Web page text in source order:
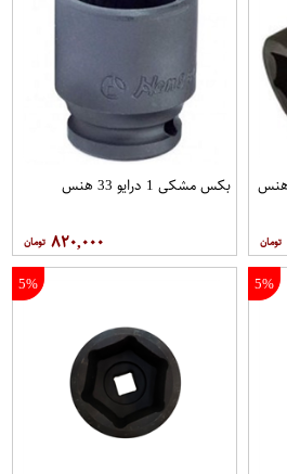
بکس مشکی 1 درایو 33 هنس
۸۲۰,۰۰۰
5%
5%